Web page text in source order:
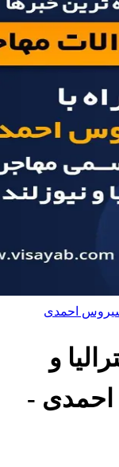
سیروس احمدی
و
احمدی -